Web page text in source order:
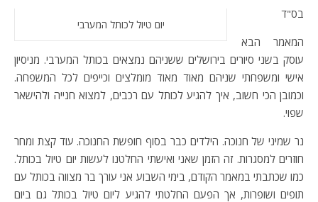
יום טיול לכותל המערבי
בס"ד
המאמר הבא
עוסק בשני סיורים בירושלים ששניהם נמצאים בכותל המערבי. מניסיון
אישי ומשפחתי שניהם מאוד מאוד מומלצים וכייפים לכל המשפחה.
וכמובן הכי חשוב, איך להגיע לכותל עם רכבים, למצוא חנייה ולהישאר
שפוי.
נר שמיני של חנוכה. הילדים כבר בסוף חופשת החנוכה. עוד קצת ומחר
חוזרים למסגרות. זה הזמן שאני ואישתי החלטנו לעשות יום טיול בכותל.
כמו שכתבתי במאמר הקודם, בימי השבוע אני עורך בר מצווה בכותל עם
תופים ושופרות, אך הפעם החלטתי להגיע ליום טיול בכותל גם ביום